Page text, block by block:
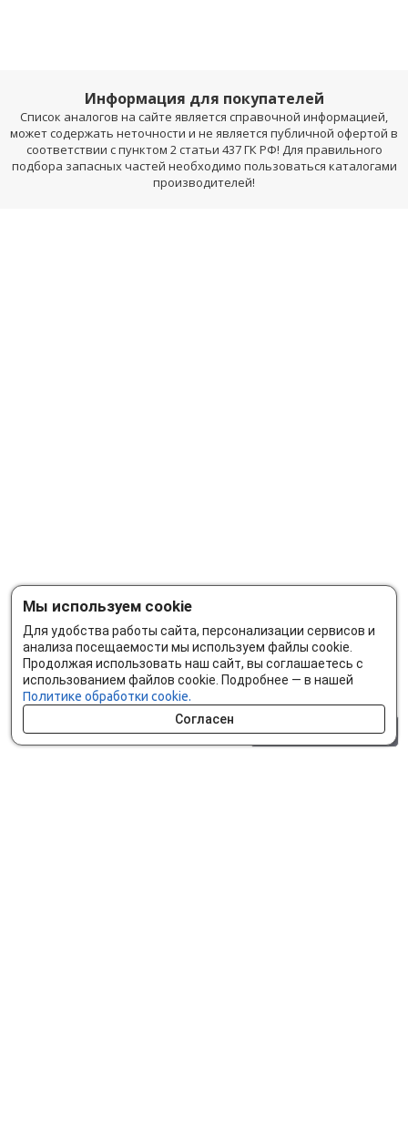
Информация для покупателей
Список аналогов на сайте является справочной информацией,
может содержать неточности и не является публичной офертой в
соответствии с пунктом 2 статьи 437 ГК РФ! Для правильного
подбора запасных частей необходимо пользоваться каталогами
производителей!
Мы используем cookie
Для удобства работы сайта, персонализации сервисов и
анализа посещаемости мы используем файлы cookie.
Продолжая использовать наш сайт, вы соглашаетесь с
использованием файлов cookie. Подробнее — в нашей
Политике обработки cookie.
Согласен